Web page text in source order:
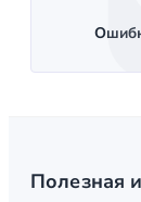
Полезная